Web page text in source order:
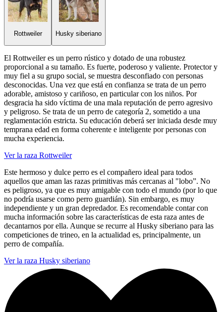
Rottweiler Husky siberiano
El Rottweiler es un perro rústico y dotado de una robustez
proporcional a su tamaño. Es fuerte, poderoso y valiente. Protector y
muy fiel a su grupo social, se muestra desconfiado con personas
desconocidas. Una vez que está en confianza se trata de un perro
adorable, amistoso y cariñoso, en particular con los niños. Por
desgracia ha sido víctima de una mala reputación de perro agresivo
y peligroso. Se trata de un perro de categoría 2, sometido a una
reglamentación estricta. Su educación deberá ser iniciada desde muy
temprana edad en forma coherente e inteligente por personas con
mucha experiencia.
Ver la raza Rottweiler
Este hermoso y dulce perro es el compañero ideal para todos
aquellos que aman las razas primitivas más cercanas al "lobo”. No
es peligroso, ya que es muy amigable con todo el mundo (por lo que
no podría usarse como perro guardián). Sin embargo, es muy
independiente y un gran depredador. Es recomendable contar con
mucha información sobre las características de esta raza antes de
decantarnos por ella. Aunque se recurre al Husky siberiano para las
competiciones de trineo, en la actualidad es, principalmente, un
perro de compañía.
Ver la raza Husky siberiano